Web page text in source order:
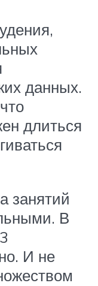
данных.
длиться
занятий
В
И не